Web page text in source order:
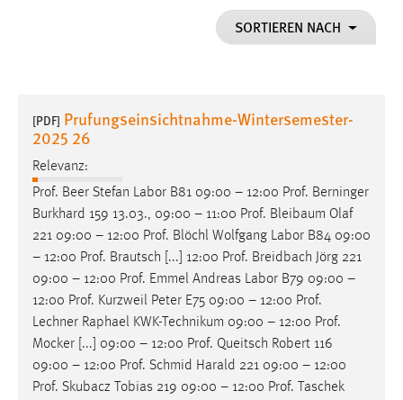
SORTIEREN NACH
[PDF] Prufungseinsichtnahme-Wintersemester-
2025 26
Relevanz:
Prof. Beer Stefan Labor B81 09:00 – 12:00 Prof. Berninger
Burkhard 159 13.03., 09:00 – 11:00 Prof. Bleibaum Olaf
221 09:00 – 12:00 Prof. Blöchl Wolfgang Labor B84 09:00
– 12:00 Prof. Brautsch [...] 12:00 Prof. Breidbach Jörg 221
09:00 – 12:00 Prof. Emmel Andreas Labor B79 09:00 –
12:00 Prof. Kurzweil Peter E75 09:00 – 12:00 Prof.
Lechner Raphael KWK-Technikum 09:00 – 12:00 Prof.
Mocker [...] 09:00 – 12:00 Prof. Queitsch Robert 116
09:00 – 12:00 Prof. Schmid Harald 221 09:00 – 12:00
Prof. Skubacz Tobias 219 09:00 – 12:00 Prof. Taschek
Dieser Cookie speichert die ausgewählten Einverständnis-
Name:
staticfilecache
Zweck:
Für performante Seitenauslieferung wird in diesem Cookie
gespeichert, ob man eingeloggt ist.
Sprachpräferenz
Name:
site-language-preference